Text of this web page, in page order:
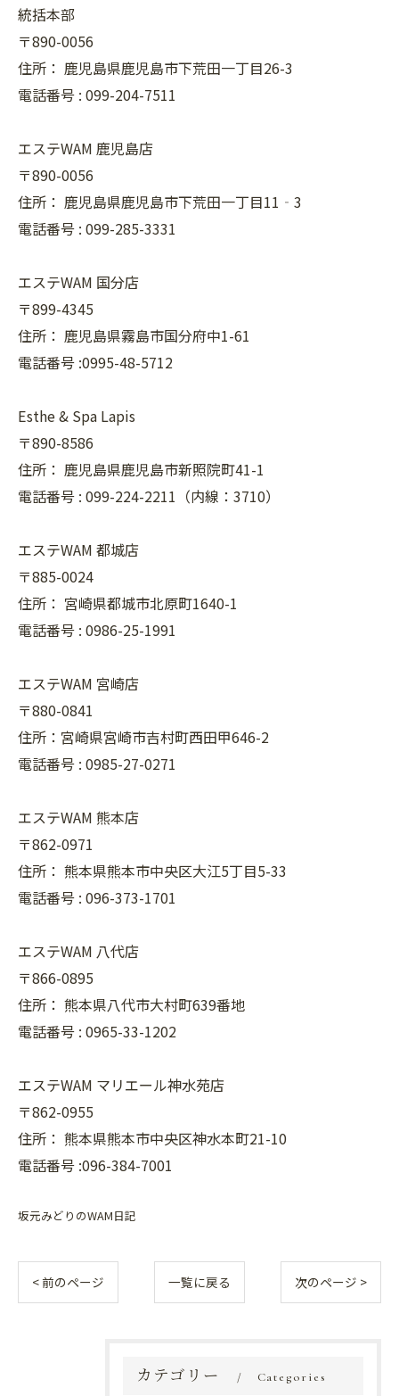
統括本部
〒890-0056
住所： 鹿児島県鹿児島市下荒田一丁目26-3
電話番号 : 099-204-7511
エステWAM 鹿児島店
〒890-0056
住所： 鹿児島県鹿児島市下荒田一丁目11‐3
電話番号 : 099-285-3331
エステWAM 国分店
〒899-4345
住所： 鹿児島県霧島市国分府中1-61
電話番号 :0995-48-5712
Esthe & Spa Lapis
〒890-8586
住所： 鹿児島県鹿児島市新照院町41-1
電話番号 : 099-224-2211（内線：3710）
エステWAM 都城店
〒885-0024
住所： 宮崎県都城市北原町1640-1
電話番号 : 0986-25-1991
エステWAM 宮崎店
〒880-0841
住所：宮崎県宮崎市吉村町西田甲646-2
電話番号 : 0985-27-0271
エステWAM 熊本店
〒862-0971
住所： 熊本県熊本市中央区大江5丁目5-33
電話番号 : 096-373-1701
エステWAM 八代店
〒866-0895
住所： 熊本県八代市大村町639番地
電話番号 : 0965-33-1202
エステWAM マリエール神水苑店
〒862-0955
住所： 熊本県熊本市中央区神水本町21-10
電話番号 :096-384-7001
坂元みどりのWAM日記
< 前のページ 一覧に戻る 次のページ >
カテゴリー Categories